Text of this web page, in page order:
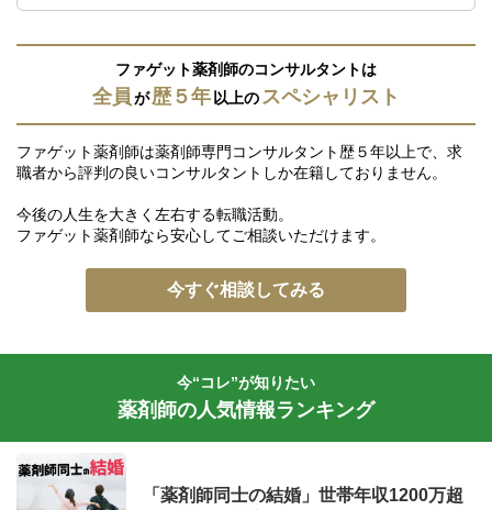
ファゲット薬剤師のコンサルタントは
全員が歴５年 以上の スペシャリスト
ファゲット薬剤師は薬剤師専門コンサルタント歴５年以上で、求
職者から評判の良いコンサルタントしか在籍しておりません。
今後の人生を大きく左右する転職活動。
ファゲット薬剤師なら安心してご相談いただけます。
今すぐ相談してみる
今“コレ”が知りたい
薬剤師の人気情報ランキング
「薬剤師同士の結婚」世帯年収1200万超